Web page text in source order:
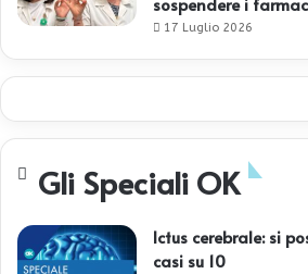
17 Luglio 2026
Gli Speciali OK
Ictus cerebrale: si
casi su 10